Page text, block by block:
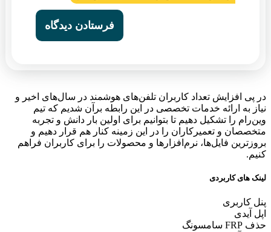
در پی افزایش تعداد کاربران تلفن‌های هوشمند در سال‌های اخیر و
نیاز به ارائه خدمات تخصصی در این رابطه برآن شدیم که تیم
وین‌رام را تشکیل دهیم تا بتوانیم برای اولین بار دانش و تجربه
متخصصان و تعمیرکاران را در این زمینه کنار هم قرار دهیم و
بروزترین فایل‌ها، نرم‌افزارها و محصولات را برای کاربران فراهم
کنیم.
لینک های کاربردی
پنل کاربری
اپل آیدی
حذف FRP سامسونگ